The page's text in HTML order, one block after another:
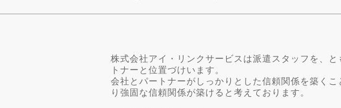
株式会社アイ・リンクサービスは派遣スタッフを、
トナーと位置づけいます。
会社とパートナーがしっかりとした信頼関係を築く
り強固な信頼関係が築けると考えております。